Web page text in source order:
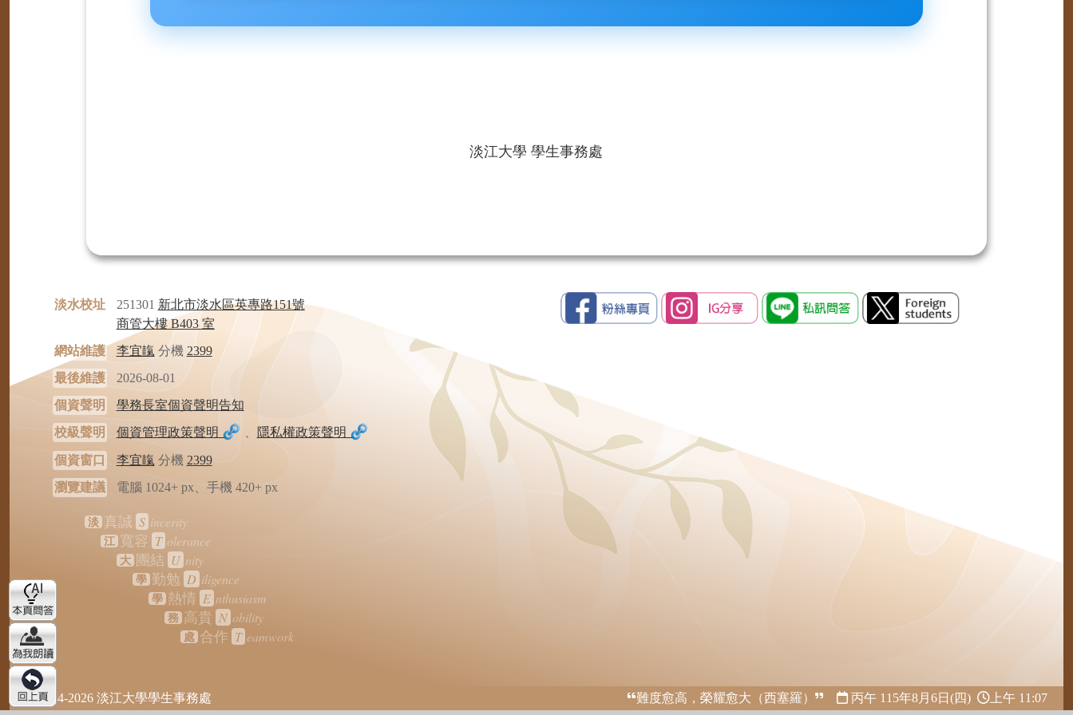
淡江大學 學生事務處
淡水校址 251301 新北市淡水區英專路151號
商管大樓 B403 室
網站維護
李宜靝 分機 2399
最後維護
2026-08-01
個資聲明
學務長室個資聲明告知
校級聲明
個資管理政策聲明 隱私權政策聲明
個資窗口 李宜靝 分機 2399
瀏覽建議
電腦 1024+ px、手機 420+ px
淡 真誠 S incerity
江 寬容 T olerance
大 團結 U nity
學 勤勉 D iligence
學 熱情 E nthusiasm
務 高貴 N obility
處 合作 T eamwork
2024-2026 淡江大學學生事務處 難度愈高，榮耀愈大（西塞羅） 丙午 115年8月6日(四) 上午 11:07